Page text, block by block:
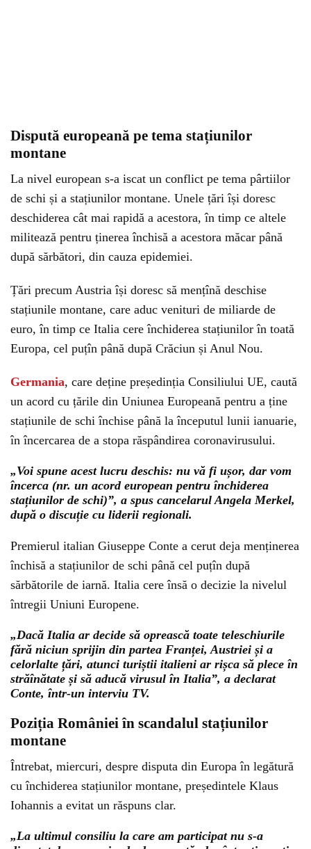
Dispută europeană pe tema stațiunilor
montane
La nivel european s-a iscat un conflict pe tema pârtiilor
de schi și a stațiunilor montane. Unele țări își doresc
deschiderea cât mai rapidă a acestora, în timp ce altele
militează pentru ținerea închisă a acestora măcar până
după sărbători, din cauza epidemiei.
Țări precum Austria își doresc să mențînă deschise
stațiunile montane, care aduc venituri de miliarde de
euro, în timp ce Italia cere închiderea stațiunilor în toată
Europa, cel puțîn până după Crăciun și Anul Nou.
Germania, care deține președinția Consiliului UE, caută
un acord cu țările din Uniunea Europeană pentru a ține
stațiunile de schi închise până la începutul lunii ianuarie,
în încercarea de a stopa răspândirea coronavirusului.
„Voi spune acest lucru deschis: nu vă fi ușor, dar vom
încerca (nr. un acord european pentru închiderea
stațiunilor de schi)”, a spus cancelarul Angela Merkel,
după o discuție cu liderii regionali.
Premierul italian Giuseppe Conte a cerut deja menținerea
închisă a stațiunilor de schi până cel puțîn după
sărbătorile de iarnă. Italia cere însă o decizie la nivelul
întregii Uniuni Europene.
„Dacă Italia ar decide să oprească toate teleschiurile
fără niciun sprijin din partea Franței, Austriei și a
celorlalte țări, atunci turiștii italieni ar rișca să plece în
străînătate și să aducă virusul în Italia”, a declarat
Conte, într-un interviu TV.
Poziția României în scandalul stațiunilor
montane
Întrebat, miercuri, despre disputa din Europa în legătură
cu închiderea stațiunilor montane, președintele Klaus
Iohannis a evitat un răspuns clar.
„La ultimul consiliu la care am participat nu s-a